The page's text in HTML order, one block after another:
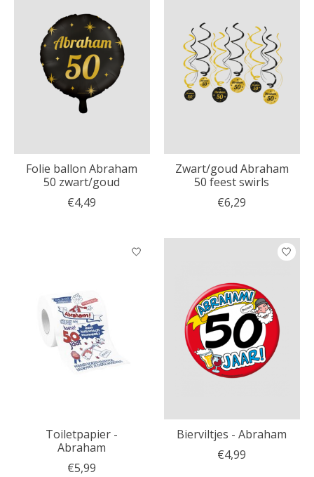
Folie ballon Abraham
50 zwart/goud
€4,49
Zwart/goud Abraham
50 feest swirls
€6,29
Toiletpapier -
Abraham
€5,99
Bierviltjes - Abraham
€4,99